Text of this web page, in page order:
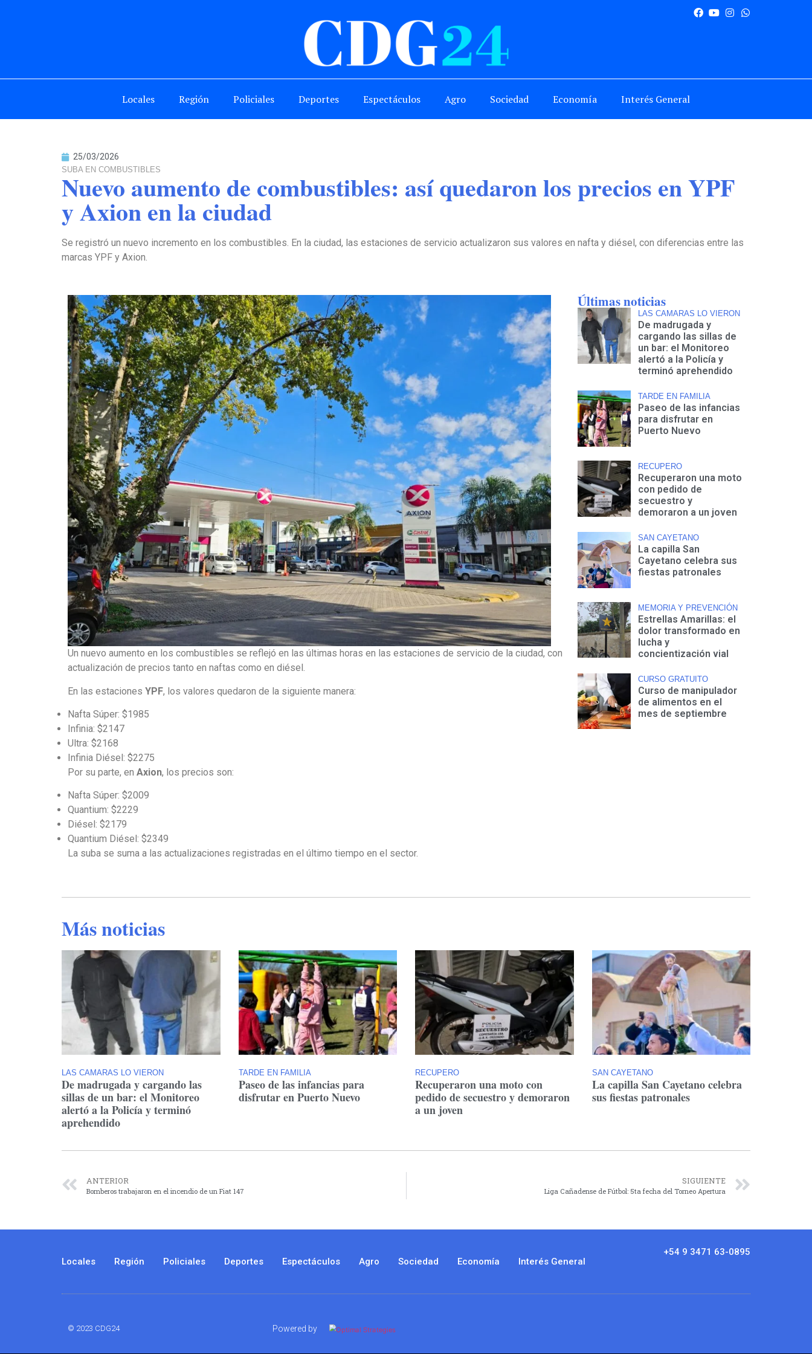
Locales Región Policiales Deportes Espectáculos Agro Sociedad Economía Interés General
25/03/2026
SUBA EN COMBUSTIBLES
Nuevo aumento de combustibles: así quedaron los precios en YPF
y Axion en la ciudad
Se registró un nuevo incremento en los combustibles. En la ciudad, las estaciones de servicio actualizaron sus valores en nafta y diésel, con diferencias entre las
marcas YPF y Axion.
Un nuevo aumento en los combustibles se reflejó en las últimas horas en las estaciones de servicio de la ciudad, con
actualización de precios tanto en naftas como en diésel.
En las estaciones YPF, los valores quedaron de la siguiente manera:
Nafta Súper: $1985
Infinia: $2147
Ultra: $2168
Infinia Diésel: $2275
Por su parte, en Axion, los precios son:
Nafta Súper: $2009
Quantium: $2229
Diésel: $2179
Quantium Diésel: $2349
La suba se suma a las actualizaciones registradas en el último tiempo en el sector.
Últimas noticias
LAS CAMARAS LO VIERON
De madrugada y
cargando las sillas de
un bar: el Monitoreo
alertó a la Policía y
terminó aprehendido
TARDE EN FAMILIA
Paseo de las infancias
para disfrutar en
Puerto Nuevo
RECUPERO
Recuperaron una moto
con pedido de
secuestro y
demoraron a un joven
SAN CAYETANO
La capilla San
Cayetano celebra sus
fiestas patronales
MEMORIA Y PREVENCIÓN
Estrellas Amarillas: el
dolor transformado en
lucha y
concientización vial
CURSO GRATUITO
Curso de manipulador
de alimentos en el
mes de septiembre
Más noticias
LAS CAMARAS LO VIERON
De madrugada y cargando las
sillas de un bar: el Monitoreo
alertó a la Policía y terminó
aprehendido
TARDE EN FAMILIA
Paseo de las infancias para
disfrutar en Puerto Nuevo
RECUPERO
Recuperaron una moto con
pedido de secuestro y demoraron
a un joven
SAN CAYETANO
La capilla San Cayetano celebra
sus fiestas patronales
ANTERIOR
Bomberos trabajaron en el incendio de un Fiat 147
SIGUIENTE
Liga Cañadense de Fútbol: 5ta fecha del Torneo Apertura
Locales Región Policiales Deportes Espectáculos Agro Sociedad Economía Interés General
+54 9 3471 63-0895
© 2023 CDG24 Powered by